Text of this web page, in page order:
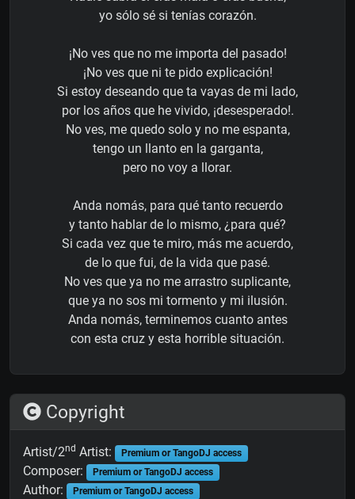
yo sólo sé si tenías corazón.
¡No ves que no me importa del pasado!
¡No ves que ni te pido explicación!
Si estoy deseando que ta vayas de mi lado,
por los años que he vivido, ¡desesperado!.
No ves, me quedo solo y no me espanta,
tengo un llanto en la garganta,
pero no voy a llorar.
Anda nomás, para qué tanto recuerdo
y tanto hablar de lo mismo, ¿para qué?
Si cada vez que te miro, más me acuerdo,
de lo que fui, de la vida que pasé.
No ves que ya no me arrastro suplicante,
que ya no sos mi tormento y mi ilusión.
Anda nomás, terminemos cuanto antes
con esta cruz y esta horrible situación.
Copyright
Artist/2nd Artist: Premium or TangoDJ access
Composer: Premium or TangoDJ access
Author: Premium or TangoDJ access